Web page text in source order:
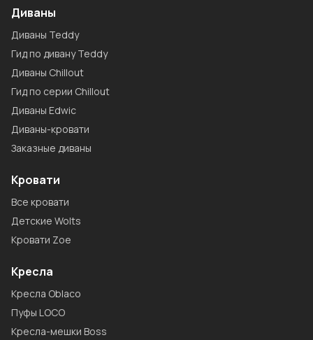
Диваны
Диваны Teddy
Гид по дивану Teddy
Диваны Chillout
Гид по серии Chillout
Диваны Edwic
Диваны-кровати
Заказные диваны
Кровати
Все кровати
Детские Wolts
Кровати Zoe
Кресла
Кресла Oblaco
Пуфы LOCO
Кресла-мешки Boss